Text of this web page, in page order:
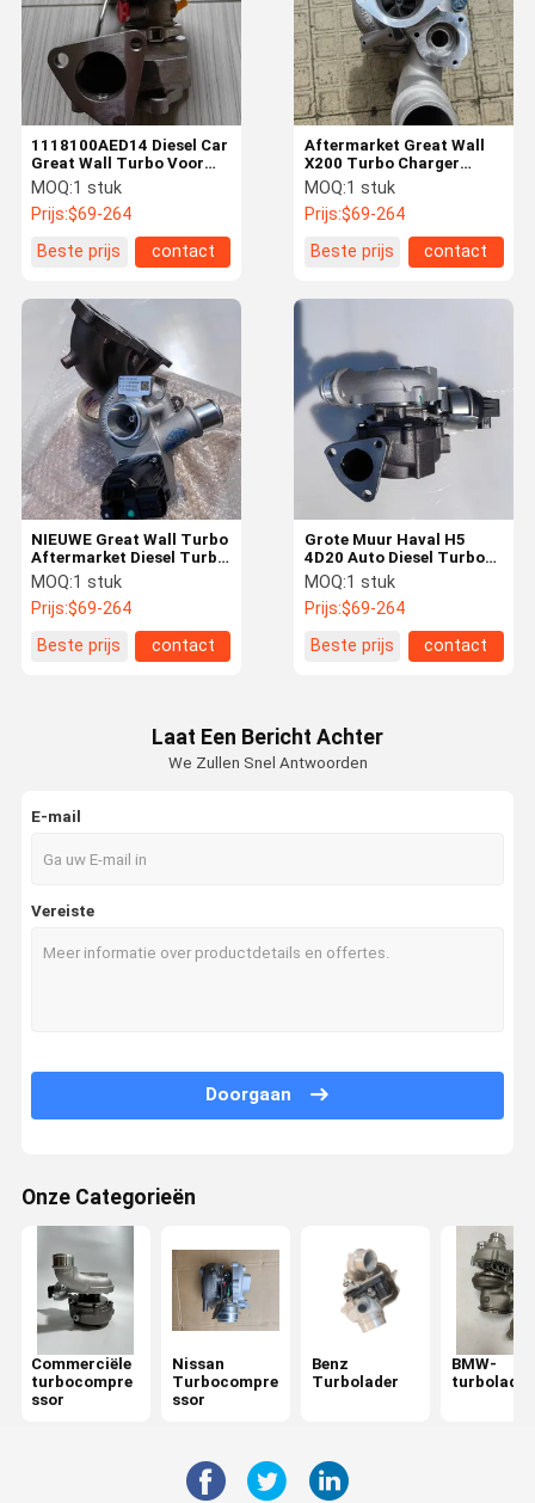
Ons Op
Gevallen
Commerciële turbocompressor
Nissan Turbocompressor
Benz Turbolader
Hyundai Turbocompressor
Aftermarket Great Wall
X200 Turbo Charger
90CM Voor HAVAL H9 GW
4D20 1118100AEC01
MOQ:1 stuk
Prijs:$69-264
Beste prijs
contact
1118100AED14 Diesel Car
Great Wall Turbo Voor
Wingle 4D20B Motor
1118100-E09
4913104630
MOQ:1 stuk
Prijs:$69-264
Beste prijs
contact
Grote Muur Haval H5
4D20 Auto Diesel Turbo
1118100-ED01A
53039700168 Turbolader
MOQ:1 stuk
Prijs:$69-264
Beste prijs
contact
NIEUWE Great Wall Turbo
Aftermarket Diesel Turbo
MHI 1118100XEG06B
4G15E 1.5 GDIT
MOQ:1 stuk
Prijs:$69-264
Beste prijs
contact
Laat Een Bericht Achter
We Zullen Snel Antwoorden
E-mail
Vereiste
Doorgaan
Onze Categorieën
Commerciële
turbocompre
ssor
Nissan
Turbocompre
ssor
Benz
Turbolader
BMW-
turbolader